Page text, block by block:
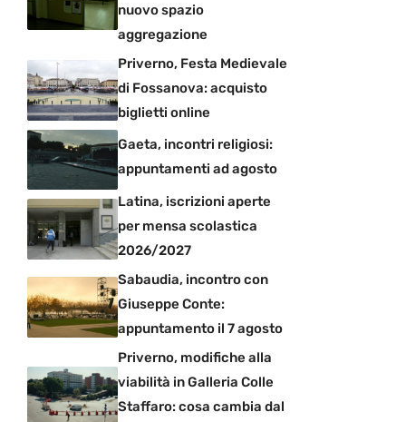
nuovo spazio
aggregazione
Priverno, Festa Medievale
di Fossanova: acquisto
biglietti online
Gaeta, incontri religiosi:
appuntamenti ad agosto
Latina, iscrizioni aperte
per mensa scolastica
2026/2027
Sabaudia, incontro con
Giuseppe Conte:
appuntamento il 7 agosto
Priverno, modifiche alla
viabilità in Galleria Colle
Staffaro: cosa cambia dal